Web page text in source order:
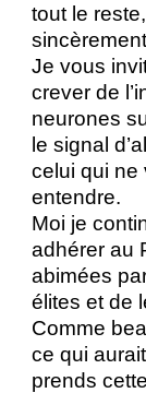
tout le
Je vous
crever de
neurones
le signal
celui qui ne
entendre.
Moi je
adhérer au
abimées
élites et de
Comme
ce qui
prends